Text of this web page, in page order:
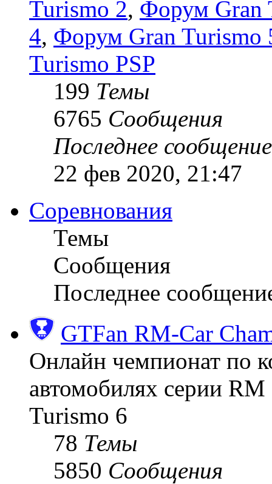
Turismo 2, Форум Gran
4, Форум Gran Turismo
Turismo PSP
199 Темы
6765 Сообщения
Последнее сообщение
22 фев 2020, 21:47
Соревнования
Темы
Сообщения
Последнее
GTFan RM-Car
Онлайн чемпионат по
автомобилях серии
Turismo 6
78 Темы
5850 Сообщения